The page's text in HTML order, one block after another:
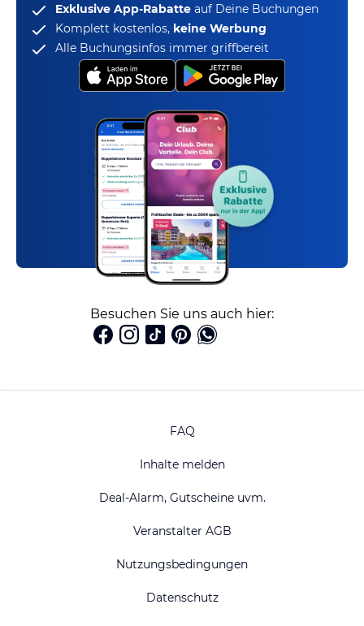
Exklusive App-Rabatte auf Deine Buchungen
Komplett kostenlos, keine Werbung
Alle Buchungsinfos immer griffbereit
Besuchen Sie uns auch hier:
FAQ
Inhalte melden
Deal-Alarm, Gutscheine uvm.
Veranstalter AGB
Nutzungsbedingungen
Datenschutz